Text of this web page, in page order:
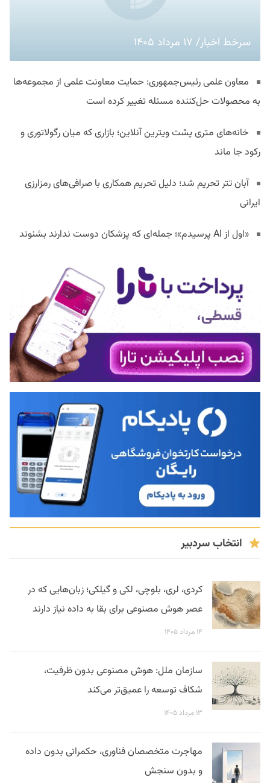
سرخط اخبار/ ۱۷ مرداد ۱۴۰۵
معاون علمی رئیس‌جمهوری: حمایت معاونت علمی از مجموعه‌ها
به محصولات حل‌کننده مسئله تغییر کرده است
خانه‌های متری پشت ویترین آنلاین؛ بازاری که میان رگولاتوری و
رکود جا ماند
آبان تتر تحریم شد؛ دلیل تحریم همکاری با صرافی‌های رمزارزی
ایرانی
«اول از AI پرسیدم»؛ جمله‌ای که پزشکان دوست ندارند بشنوند
انتخاب سردبیر
کردی، لری، بلوچی، لکی و گیلکی؛ زبان‌هایی که در
عصر هوش مصنوعی برای بقا به داده نیاز دارند
۱۴ مرداد ۱۴۰۵
سازمان ملل: هوش مصنوعی بدون ظرفیت،
شکاف توسعه را عمیق‌تر می‌کند
۱۳ مرداد ۱۴۰۵
مهاجرت متخصصان فناوری، حکمرانی بدون داده
و بدون سنجش